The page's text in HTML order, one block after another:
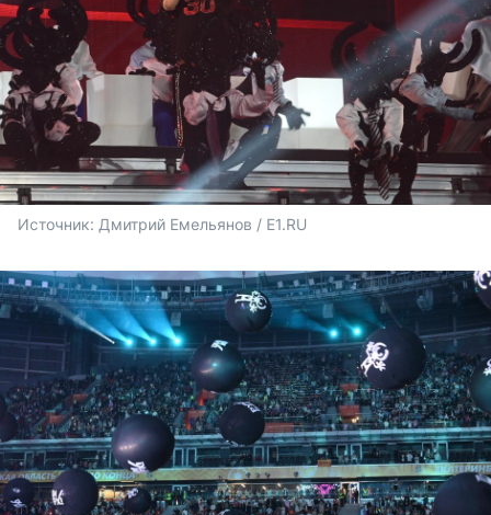
Источник: Дмитрий Емельянов / E1.RU